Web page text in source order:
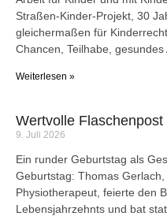
Straßen-Kinder-Projekt, 30
gleichermaßen für
Chancen, Teilhabe,
Weiterlesen »
Wertvolle Flaschenpost
9. Juli 2026
Ein runder Geburtstag als
Geburtstag: Thomas
Physiotherapeut, feierte den
Lebensjahrzehnts und bat